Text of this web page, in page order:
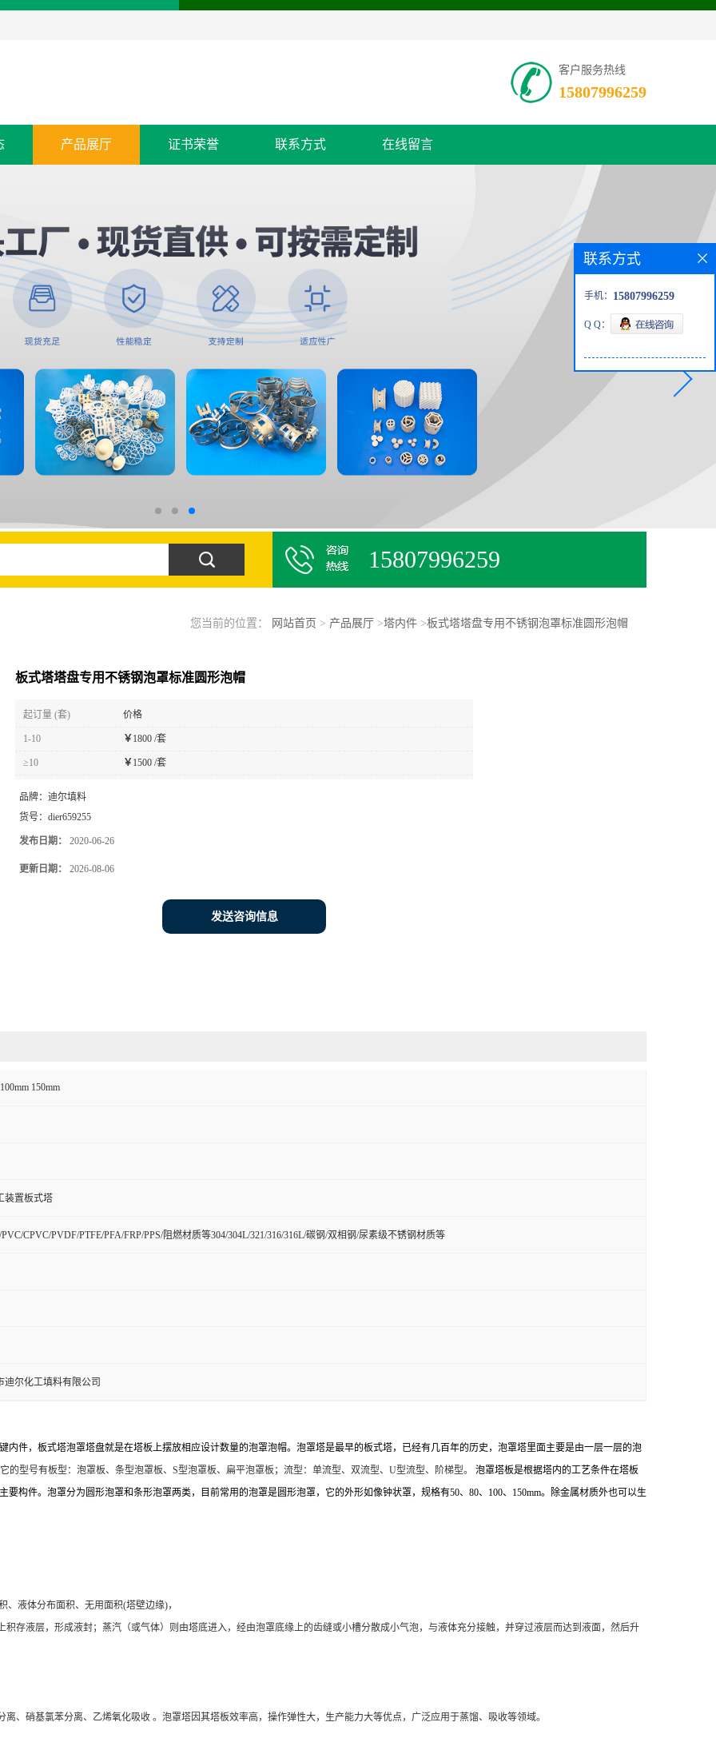
客户服务热线
15807996259
产品展厅 证书荣誉 联系方式 在线留言
15807996259
您当前的位置： 网站首页 > 产品展厅 >塔内件>板式塔塔盘专用不锈钢泡罩标准圆形泡帽
板式塔塔盘专用不锈钢泡罩标准圆形泡帽
起订量 (套) 价格
1-10 ￥ 1800 /套
≥10 ￥ 1500 /套
品牌： 迪尔填料
货号： dier659255
发布日期： 2020-06-26
更新日期： 2026-08-06
发送咨询信息
150mm
装置板式塔
PVC/CPVC/PVDF/PTFE/PFA/FRP/PPS/阻燃材质等304/304L/321/316/316L/碳钢/双相钢/尿素级不锈钢材质等
迪尔化工填料有限公司
件，板式塔泡罩塔盘就是在塔板上摆放相应设计数量的泡罩泡帽。 泡罩塔是最早的板式塔，已经有几百年的历史，泡罩塔里面主要是由一层一层的泡
的型号有板型：泡罩板、条型泡罩板、S型泡罩板、扁平泡罩板； 流型：单流型、双流型、U型流型、阶梯型。
泡罩塔板是根据塔内的工艺条件在塔板
构件。泡罩分为圆形泡罩和条形泡罩两类，目前常用的泡罩是圆形泡罩，它的外形如像钟状罩，规格有50、80、100、150mm。除金属材质外也可以生
液体分布面积、无用面积(塔壁边缘)，
存液层，形成液封；蒸汽（或气体）则由塔底进入，经由泡罩底缘上的齿缝或小槽分散成小气泡，与液体充分接触，并穿过液层而达到液面，然后升
硝基氯苯分离、乙烯氧化吸收 。泡罩塔因其塔板效率高，操作弹性大，生产能力大等优点，广泛应用于蒸馏、吸收等领域。
联系方式
手机： 15807996259
Q Q：